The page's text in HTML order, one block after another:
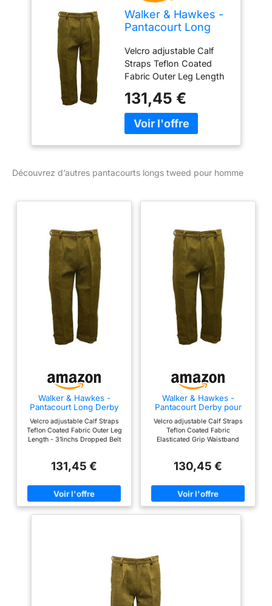
Walker & Hawkes -
Pantacourt Long
- Tweed - Chasse -
Sauge foncé - W36
Velcro adjustable Calf
Straps Teflon Coated
Fabric Outer Leg Length
Loops Inner Leg Length
- 22inchs
131,45 €
Découvrez d’autres pantacourts longs tweed pour homme
Walker & Hawkes -
Pantacourt Long Derby
Chasse - Sauge foncé -
W36
Velcro adjustable Calf Straps
Teflon Coated Fabric Outer Leg
Length - 31inchs Dropped Belt
131,45 €
Walker & Hawkes -
Pantacourt Derby pour
Chasse - Sauge foncé -
W48
Velcro adjustable Calf Straps
Teflon Coated Fabric
Elasticated Grip Waistband
130,45 €